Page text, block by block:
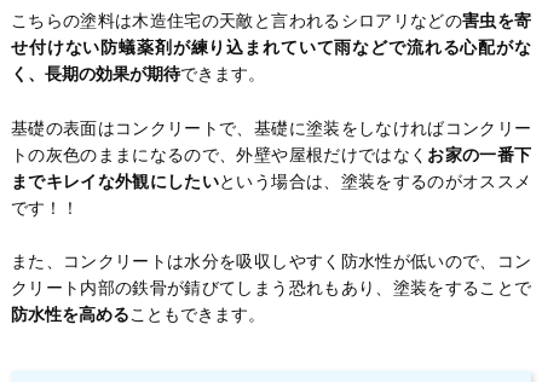
こちらの塗料は木造住宅の天敵と言われるシロアリなどの害虫を寄
せ付けない防蟻薬剤が練り込まれていて雨などで流れる心配がな
く、長期の効果が期待できます。
基礎の表面はコンクリートで、基礎に塗装をしなければコンクリー
トの灰色のままになるので、外壁や屋根だけではなく お家の一番下
までキレイな外観にしたいという場合は、塗装をするのがオススメ
です！！
また、コンクリートは水分を吸収しやすく防水性が低いので、コン
クリート内部の鉄骨が錆びてしまう恐れもあり、塗装をすることで
防水性を高めることもできます。